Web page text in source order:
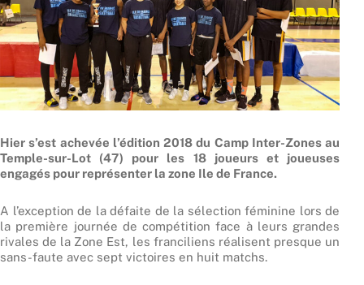
Hier s’est achevée l’édition 2018 du Camp Inter-Zones au
Temple-sur-Lot (47) pour les 18 joueurs et joueuses
engagés pour représenter la zone Ile de France.
A l’exception de la défaite de la sélection féminine lors de
la première journée de compétition face à leurs grandes
rivales de la Zone Est, les franciliens réalisent presque un
sans-faute avec sept victoires en huit matchs.